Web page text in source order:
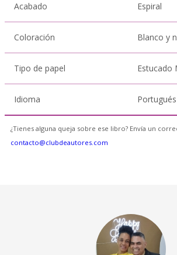
Acabado Espiral
Coloración Blanco y
Tipo de papel Estucado
Idioma Portugués
¿Tienes alguna queja sobre ese libro? Envía un
contacto@clubdeautores.com